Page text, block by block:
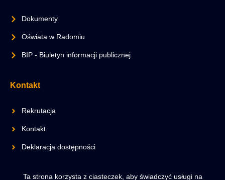
Dokumenty
Oświata w Radomiu
BIP - Biuletyn informacji publicznej
Kontakt
Rekrutacja
Kontakt
Deklaracja dostępności
Ta strona korzysta z ciasteczek, aby świadczyć usługi na